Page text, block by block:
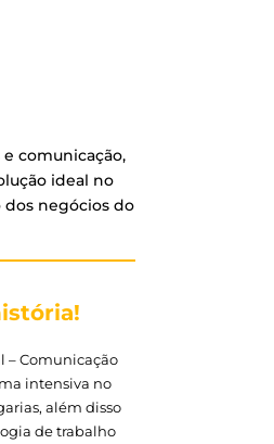
comunicação,
ideal no
dos negócios do
– Comunicação
intensiva no
além disso
de trabalho